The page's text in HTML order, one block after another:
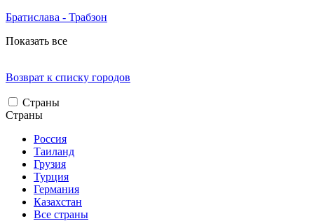
Братислава - Трабзон
Показать все
Возврат к списку городов
Страны
Страны
Россия
Таиланд
Грузия
Турция
Германия
Казахстан
Все страны